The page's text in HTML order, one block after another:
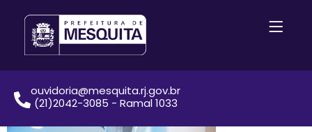
ouvidoria@mesquita.rj.gov.br
(21)2042-3085 - Ramal 1033